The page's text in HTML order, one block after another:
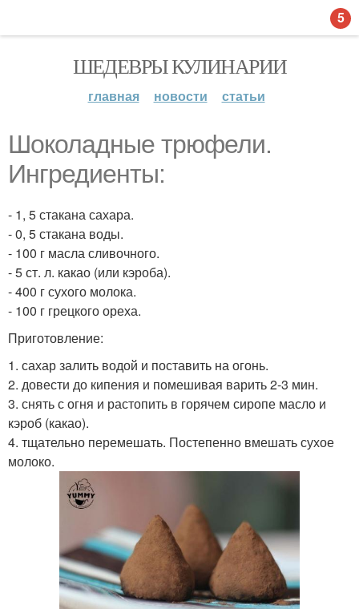
ШЕДЕВРЫ КУЛИНАРИИ
главная новости статьи
Шоколадные трюфели.
Ингредиенты:
- 1, 5 стакана сахара.
- 0, 5 стакана воды.
- 100 г масла сливочного.
- 5 ст. л. какао (или кэроба).
- 400 г сухого молока.
- 100 г грецкого ореха.
Приготовление:
1. сахар залить водой и поставить на огонь.
2. довести до кипения и помешивая варить 2-3 мин.
3. снять с огня и растопить в горячем сиропе масло и
кэроб (какао).
4. тщательно перемешать. Постепенно вмешать сухое
молоко.
5